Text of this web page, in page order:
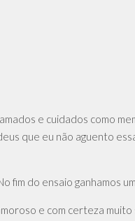
e cuidados como
que eu não aguento
fim do ensaio ganhamos
e com certeza